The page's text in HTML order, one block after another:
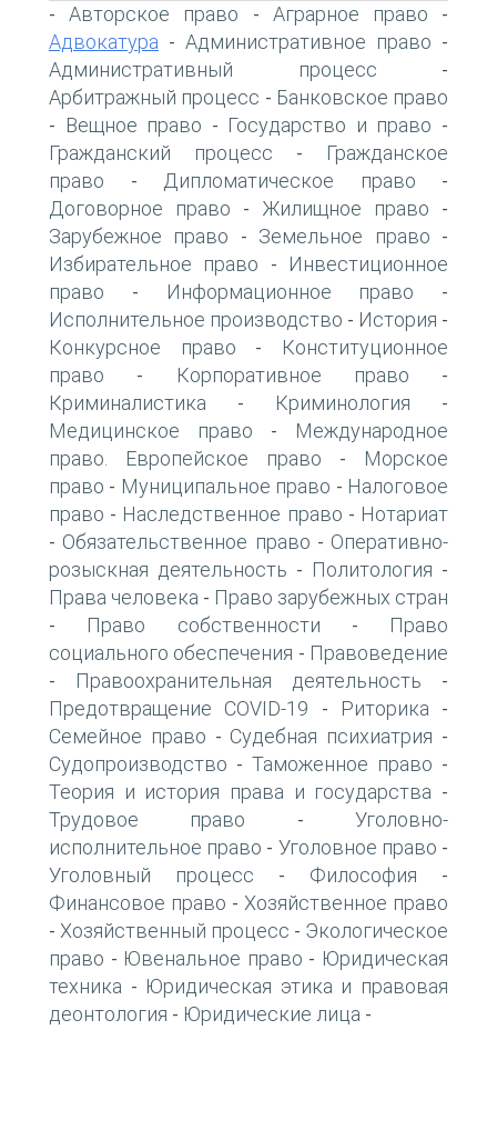
-Авторское право - Аграрное право -
Адвокатура - Административное право -
Административный процесс -
Арбитражный процесс - Банковское право
- Вещное право - Государство и право -
Гражданский процесс -
Гражданское
право - Дипломатическое право -
Договорное право - Жилищное право -
Зарубежное право - Земельное право -
Избирательное право -
Инвестиционное
право - Информационное право -
Исполнительное производство - История -
Конкурсное право -
Конституционное
право - Корпоративное право -
Криминалистика - Криминология -
Медицинское право -
Международное
право. Европейское право -
Морское
право - Муниципальное право - Налоговое
право - Наследственное право - Нотариат
- Обязательственное право - Оперативно-
розыскная деятельность - Политология -
Права человека - Право зарубежных стран
- Право собственности -
Право
социального обеспечения - Правоведение
- Правоохранительная деятельность -
Предотвращение COVID-19 - Риторика -
Семейное право - Судебная психиатрия -
Судопроизводство - Таможенное право -
Теория и история права и государства -
Трудовое право -Уголовно-
исполнительное право - Уголовное право -
Уголовный процесс - Философия -
Финансовое право - Хозяйственное право
- Хозяйственный процесс - Экологическое
право - Ювенальное право - Юридическая
техника - Юридическая этика и правовая
деонтология - Юридические лица -